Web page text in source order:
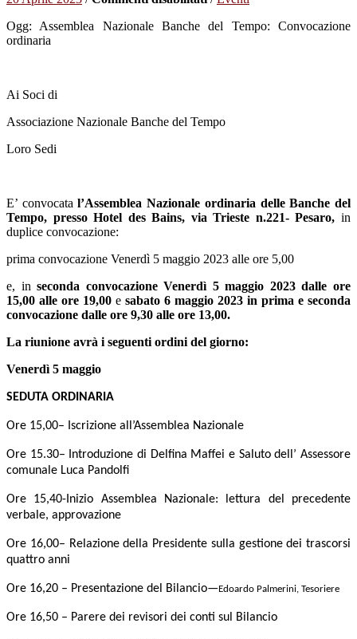
Assemblea
5-
Ogg: Assemblea Nazionale Banche del Tempo: Convocazione
ordinaria
Ai Soci di
Associazione Nazionale Banche del Tempo
Loro Sedi
E’ convocatal’Assemblea Nazionale ordinaria delle Banche del
Tempo, presso Hotel des Bains, via Trieste n.221- Pesaro, in
duplice convocazione:
prima convocazione Venerdì 5 maggio 2023 alle ore 5,00
e, in seconda convocazione Venerdì 5 maggio 2023 dalle ore
15,00 alle ore 19,00 e sabato 6 maggio 2023 in prima e seconda
convocazione dalle ore 9,30 alle ore 13,00.
La riunione avrà i seguenti ordini del giorno:
Venerdì 5 maggio
SEDUTA ORDINARIA
Ore 15,00– Iscrizione all’Assemblea Nazionale
Ore 15.30– Introduzione di Delfina Maffei e Saluto dell’ Assessore
comunale Luca Pandolfi
Ore 15,40-Inizio Assemblea Nazionale: lettura del precedente
verbale, approvazione
Ore 16,00– Relazione della Presidente sulla gestione dei trascorsi
quattro anni
Ore 16,20 – Presentazione del Bilancio—Edoardo Palmerini, Tesoriere
Ore 16,50 – Parere dei revisori dei conti sul Bilancio